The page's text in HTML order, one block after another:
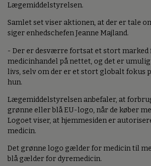
Lægemiddelstyrelsen.
Samlet set viser aktionen, at der er tale
siger enhedschefen Jeanne Majland.
- Der er desværre fortsat et stort
medicinhandel på nettet, og det er
livs, selv om der er et stort globalt fokus
hun.
Lægemiddelstyrelsen anbefaler, at
grønne eller blå EU-logo, når de køber
Logoet viser, at hjemmesiden er
medicin.
Det grønne logo gælder for medicin til
blå gælder for dyremedicin.